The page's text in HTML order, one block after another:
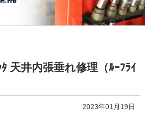
天井内張垂れ修理（ﾙｰﾌﾗｲ
2023年01月19日